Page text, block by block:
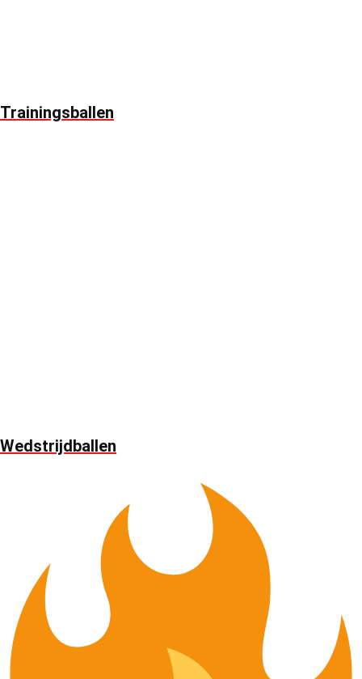
Trainingsballen
Wedstrijdballen